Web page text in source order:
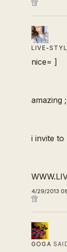
LIVE-
nice= ]
amazing
i invite to
4/29/2013
GOGA